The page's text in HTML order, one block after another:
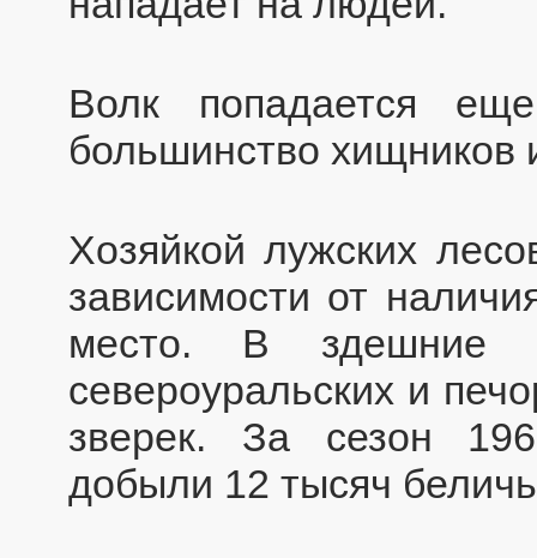
Волк попадается
большинство хищников
Хозяйкой лужских
зависимости от
место. В здешние
североуральских и
зверек. За сезон
добыли 12 тысяч